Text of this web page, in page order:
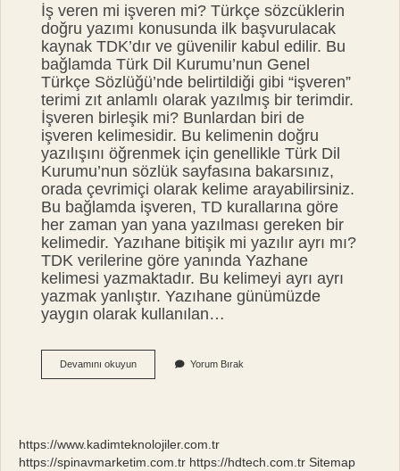
İş veren mi işveren mi? Türkçe sözcüklerin
doğru yazımı konusunda ilk başvurulacak
kaynak TDK’dır ve güvenilir kabul edilir. Bu
bağlamda Türk Dil Kurumu’nun Genel
Türkçe Sözlüğü’nde belirtildiği gibi “işveren”
terimi zıt anlamlı olarak yazılmış bir terimdir.
İşveren birleşik mi? Bunlardan biri de
işveren kelimesidir. Bu kelimenin doğru
yazılışını öğrenmek için genellikle Türk Dil
Kurumu’nun sözlük sayfasına bakarsınız,
orada çevrimiçi olarak kelime arayabilirsiniz.
Bu bağlamda işveren, TD kurallarına göre
her zaman yan yana yazılması gereken bir
kelimedir. Yazıhane bitişik mi yazılır ayrı mı?
TDK verilerine göre yanında Yazhane
kelimesi yazmaktadır. Bu kelimeyi ayrı ayrı
yazmak yanlıştır. Yazıhane günümüzde
yaygın olarak kullanılan…
Devamını okuyunIşveren
Ayrı
Yorum Bırak
https://www.kadimteknolojiler.com.tr
https://spinavmarketim.com.tr https://hdtech.com.tr Sitemap